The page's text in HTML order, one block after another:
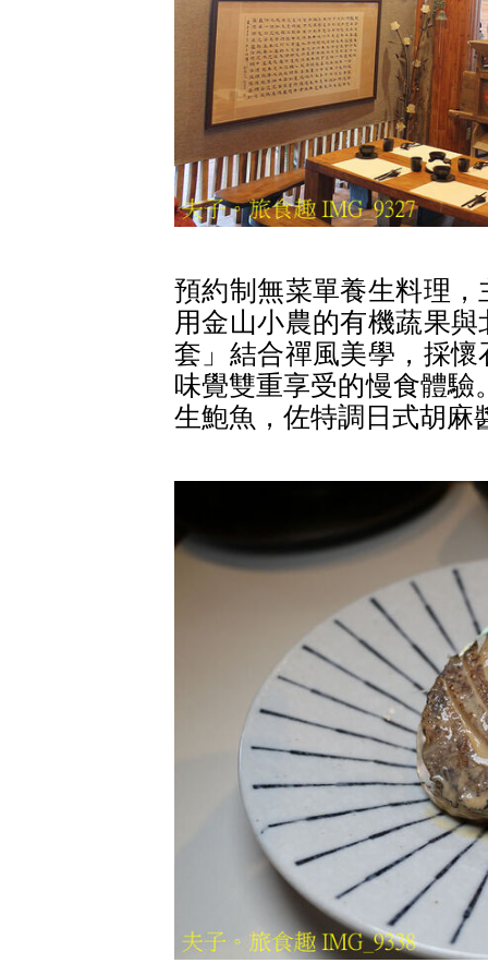
預約制無菜單養生料理
用金山小農的有機蔬果
套」結合禪風美學，採
味覺雙重享受的慢食體驗
生鮑魚，佐特調日式胡麻